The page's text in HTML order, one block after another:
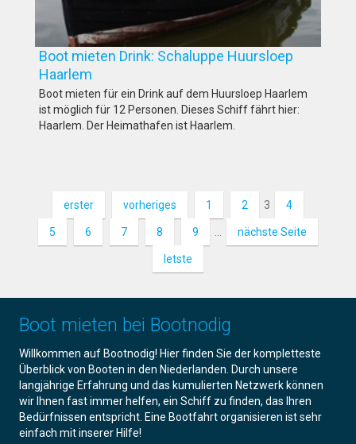
Boot mieten Drink: Schaluppe Huursloep
Haarlem
Boot mieten für ein Drink auf dem Huursloep Haarlem
ist möglich für 12 Personen. Dieses Schiff fährt hier:
Haarlem. Der Heimathafen ist Haarlem.
erster vorheriges 1 2 3 4
5 6 7 8 9 nächste Seite
letste
Boot mieten bei Bootnodig
Willkommen auf Bootnodig! Hier finden Sie der kompletteste
Überblick von Booten in den Niederlanden. Durch unsere
langjährige Erfahrung und das kumulierten Netzwerk können
wir Ihnen fast immer helfen, ein Schiff zu finden, das Ihren
Bedürfnissen entspricht. Eine Bootfahrt organisieren ist sehr
einfach mit inserer Hilfe!